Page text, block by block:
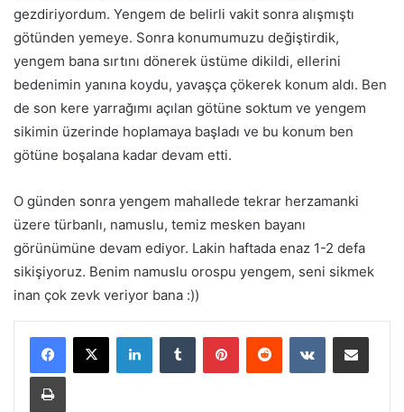
gezdiriyordum. Yengem de belirli vakit sonra alışmıştı
götünden yemeye. Sonra konumumuzu değiştirdik,
yengem bana sırtını dönerek üstüme dikildi, ellerini
bedenimin yanına koydu, yavaşça çökerek konum aldı. Ben
de son kere yarrağımı açılan götüne soktum ve yengem
sikimin üzerinde hoplamaya başladı ve bu konum ben
götüne boşalana kadar devam etti.
O günden sonra yengem mahallede tekrar herzamanki
üzere türbanlı, namuslu, temiz mesken bayanı
görünümüne devam ediyor. Lakin haftada enaz 1-2 defa
sikişiyoruz. Benim namuslu orospu yengem, seni sikmek
inan çok zevk veriyor bana :))
LinkedInTumblr PinterestReddit VKontakteE-Posta ile paylaş
Yazdır